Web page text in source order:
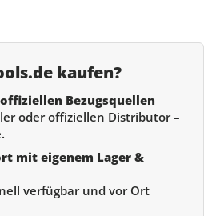
kaufen?
Bezugsquellen
oder offiziellen Distributor –
mit eigenem Lager &
verfügbar und vor Ort